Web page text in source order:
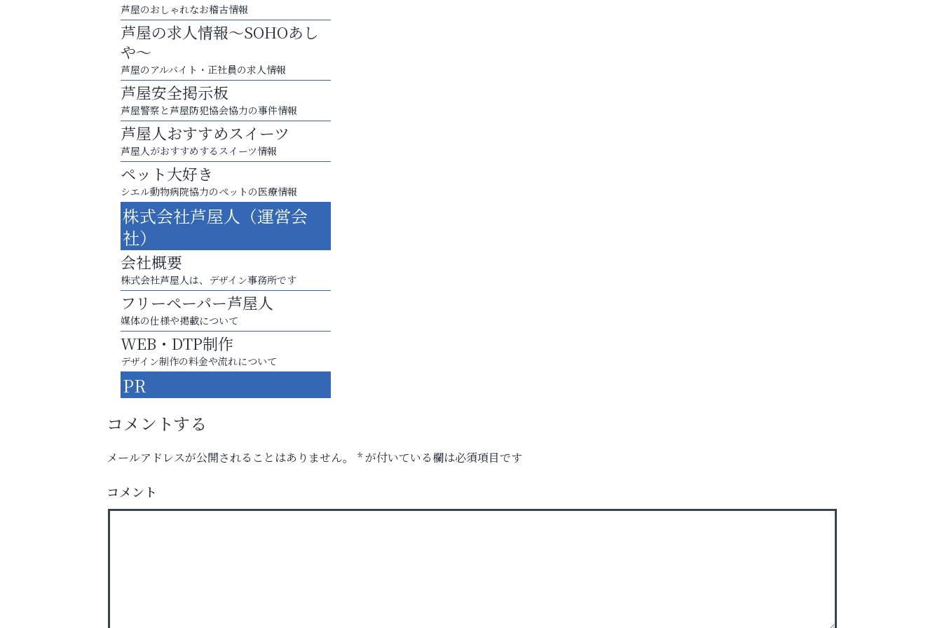
あなたらしく奏でる、音楽の時間
杉塾 芦屋校
学び方が変われば、成績は変わる。
芦屋インターナショナルスク
ール
芦屋のおしゃれなお稽古情報
芦屋の求人情報～SOHOあし
や～
芦屋のアルバイト・正社員の求人情報
芦屋安全掲示板
芦屋警察と芦屋防犯協会協力の事件情報
芦屋人おすすめスイーツ
芦屋人がおすすめするスイーツ情報
ペット大好き
シエル動物病院協力のペットの医療情報
株式会社芦屋人（運営会
社）
会社概要
株式会社芦屋人は、デザイン事務所です
フリーペーパー芦屋人
媒体の仕様や掲載について
WEB・DTP制作
デザイン制作の料金や流れについて
PR
コメントする
メールアドレスが公開されることはありません。 *が付いている欄は必須項目です
コメント